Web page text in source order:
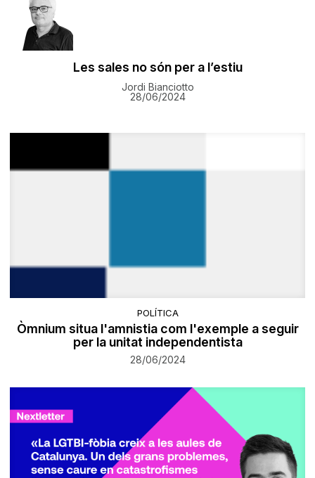
Les sales no són per a l’estiu
Jordi Bianciotto
28/06/2024
POLÍTICA
Òmnium situa l'amnistia com l'exemple a seguir
per la unitat independentista
28/06/2024